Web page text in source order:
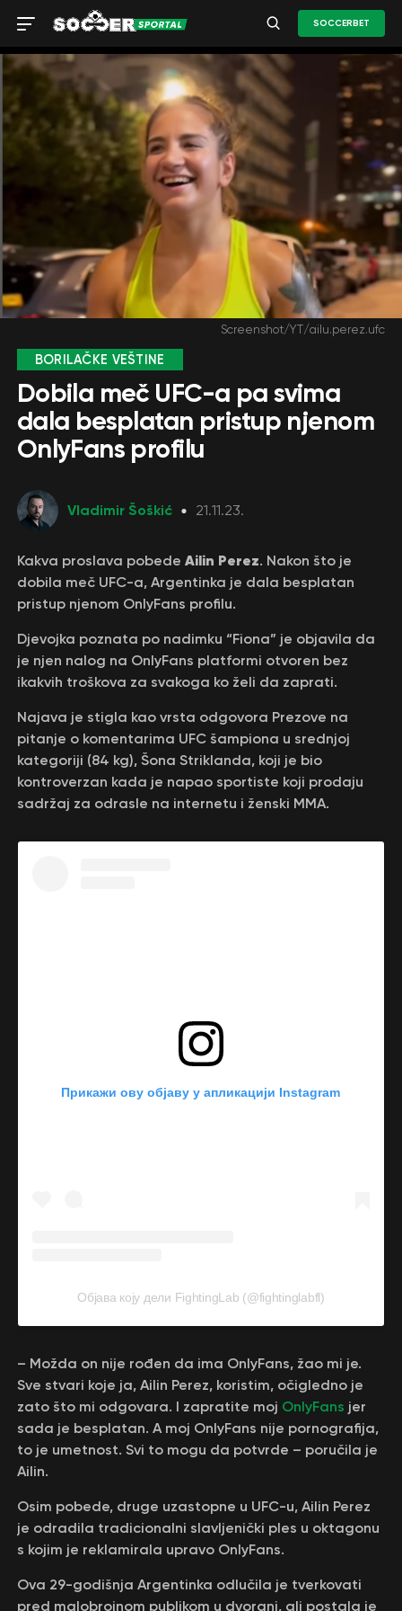
SOCCERBET
Screenshot/YT/ailu.perez.ufc
BORILAČKE VEŠTINE
Dobila meč UFC-a pa svima
dala besplatan pristup njenom
OnlyFans profilu
Vladimir Šoškić 21.11.23.
Kakva proslava pobede Ailin Perez. Nakon što je
dobila meč UFC-a, Argentinka je dala besplatan
pristup njenom OnlyFans profilu.
Djevojka poznata po nadimku “Fiona” je objavila da
je njen nalog na OnlyFans platformi otvoren bez
ikakvih troškova za svakoga ko želi da zaprati.
Najava je stigla kao vrsta odgovora Prezove ​​na
pitanje o komentarima UFC šampiona u srednjoj
kategoriji (84 kg), Šona Striklanda, koji je bio
kontroverzan kada je napao sportiste koji prodaju
sadržaj za odrasle na internetu i ženski MMA.
Прикажи ову објаву у апликацији Instagram
Објава коју дели FightingLab (@fightinglabfl)
– Možda on nije rođen da ima OnlyFans, žao mi je.
Sve stvari koje ja, Ailin Perez, koristim, očigledno je
zato što mi odgovara. I zapratite moj OnlyFans jer
sada je besplatan. A moj OnlyFans nije pornografija,
to je umetnost. Svi to mogu da potvrde – poručila je
Ailin.
Osim pobede, druge uzastopne u UFC-u, Ailin Perez
je odradila tradicionalni slavljenički ples u oktagonu
s kojim je reklamirala upravo OnlyFans.
Ova 29-godišnja Argentinka odlučila je tverkovati
pred malobrojnom publikom u dvorani, ali postala je